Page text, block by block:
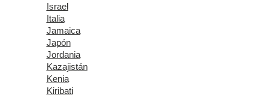
Israel
Italia
Jamaica
Japón
Jordania
Kazajistán
Kenia
Kiribati